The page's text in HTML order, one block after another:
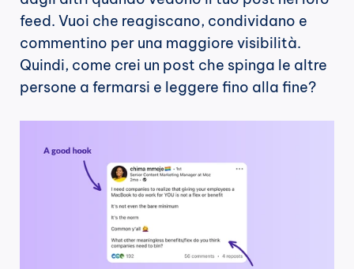
feed. Vuoi che reagiscano, condividano e
commentino per una maggiore visibilità.
Quindi, come crei un post che spinga le altre
persone a fermarsi e leggere fino alla fine?